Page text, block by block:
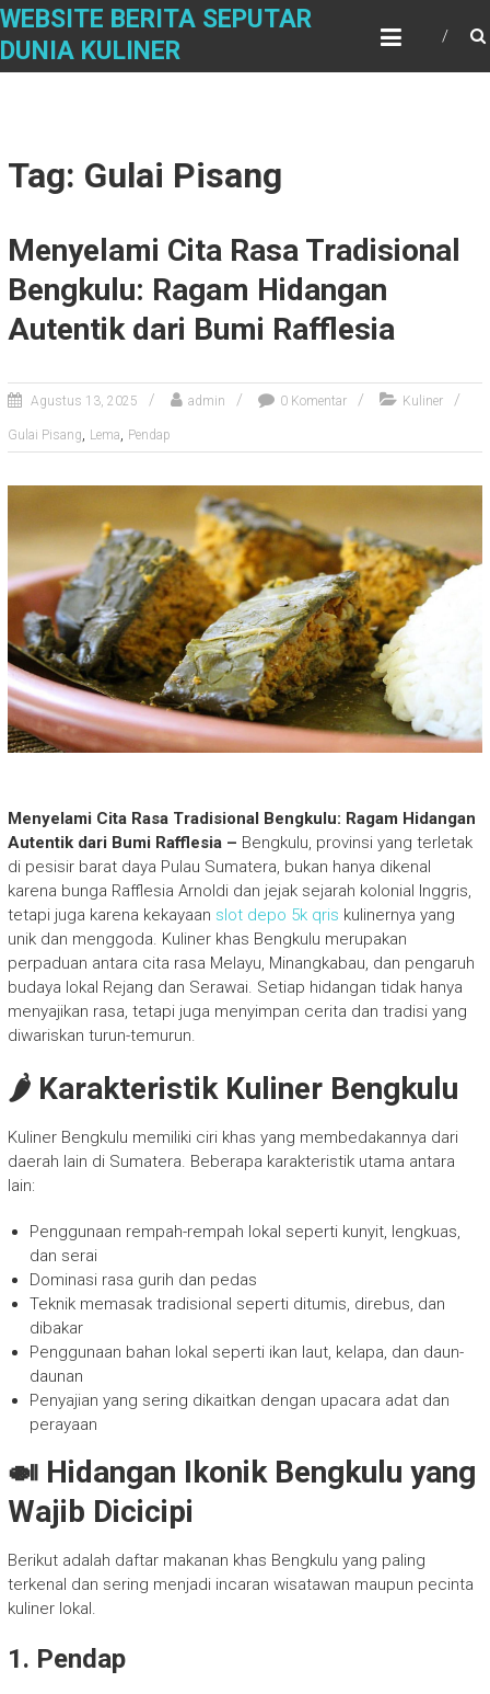
S
i
WEBSITE BERITA SEPUTAR
DUNIA KULINER
Tag: Gulai Pisang
Menyelami Cita Rasa Tradisional
Bengkulu: Ragam Hidangan
Autentik dari Bumi Rafflesia
Agustus 13, 2025 admin 0 Komentar Kuliner
Gulai Pisang, Lema, Pendap
Menyelami Cita Rasa Tradisional Bengkulu: Ragam Hidangan
Autentik dari Bumi Rafflesia – Bengkulu, provinsi yang terletak
di pesisir barat daya Pulau Sumatera, bukan hanya dikenal
karena bunga Rafflesia Arnoldi dan jejak sejarah kolonial Inggris,
tetapi juga karena kekayaan slot depo 5k qris kulinernya yang
unik dan menggoda. Kuliner khas Bengkulu merupakan
perpaduan antara cita rasa Melayu, Minangkabau, dan pengaruh
budaya lokal Rejang dan Serawai. Setiap hidangan tidak hanya
menyajikan rasa, tetapi juga menyimpan cerita dan tradisi yang
diwariskan turun-temurun.
🌶️ Karakteristik Kuliner Bengkulu
Kuliner Bengkulu memiliki ciri khas yang membedakannya dari
daerah lain di Sumatera. Beberapa karakteristik utama antara
lain:
Penggunaan rempah-rempah lokal seperti kunyit, lengkuas,
dan serai
Dominasi rasa gurih dan pedas
Teknik memasak tradisional seperti ditumis, direbus, dan
dibakar
Penggunaan bahan lokal seperti ikan laut, kelapa, dan daun-
daunan
Penyajian yang sering dikaitkan dengan upacara adat dan
perayaan
🍛 Hidangan Ikonik Bengkulu yang
Wajib Dicicipi
Berikut adalah daftar makanan khas Bengkulu yang paling
terkenal dan sering menjadi incaran wisatawan maupun pecinta
kuliner lokal.
1. Pendap